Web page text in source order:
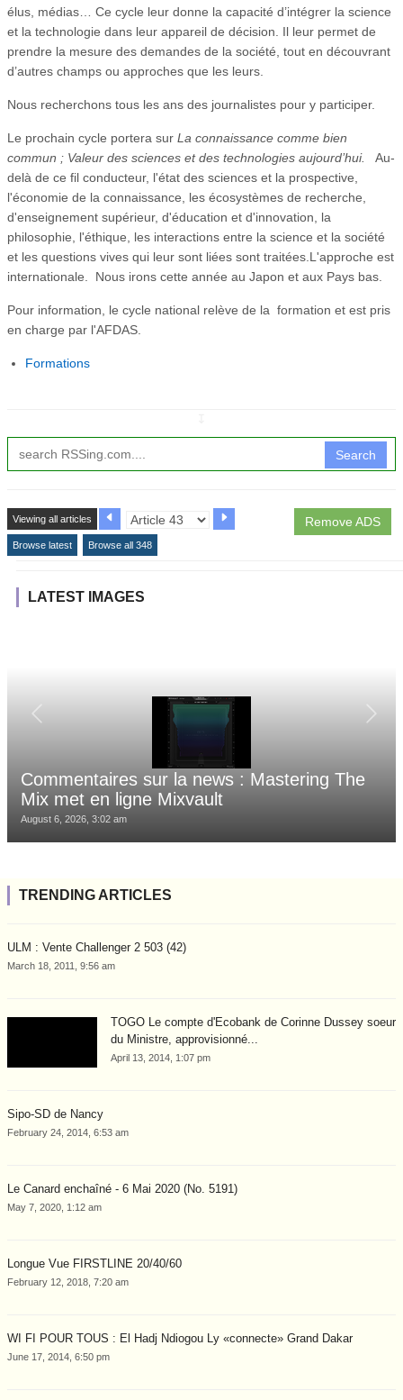
élus, médias… Ce cycle leur donne la capacité d’intégrer la science
et la technologie dans leur appareil de décision. Il leur permet de
prendre la mesure des demandes de la société, tout en découvrant
d’autres champs ou approches que les leurs.
Nous recherchons tous les ans des journalistes pour y participer.
Le prochain cycle portera sur La connaissance comme bien
commun ; Valeur des sciences et des technologies aujourd’hui.
Au-
delà de ce fil conducteur, l'état des sciences et la prospective,
l'économie de la connaissance, les écosystèmes de recherche,
d'enseignement supérieur, d'éducation et d'innovation, la
philosophie, l'éthique, les interactions entre la science et la société
et les questions vives qui leur sont liées sont traitées.L'approche est
internationale. Nous irons cette année au Japon et aux Pays bas.
Pour information, le cycle national relève de la formation et est pris
en charge par l'AFDAS.
Formations
Search
Remove ADS
Viewing all articles
Browse latest Browse all 348
LATEST IMAGES
Commentaires sur la news : Mastering The
Mix met en ligne Mixvault
August 6, 2026, 3:02 am
TRENDING ARTICLES
ULM : Vente Challenger 2 503 (42)
March 18, 2011, 9:56 am
TOGO Le compte d'Ecobank de Corinne Dussey soeur
du Ministre, approvisionné...
April 13, 2014, 1:07 pm
Sipo-SD de Nancy
February 24, 2014, 6:53 am
Le Canard enchaîné - 6 Mai 2020 (No. 5191)
May 7, 2020, 1:12 am
Longue Vue FIRSTLINE 20/40/60
February 12, 2018, 7:20 am
WI FI POUR TOUS : El Hadj Ndiogou Ly «connecte» Grand Dakar
June 17, 2014, 6:50 pm